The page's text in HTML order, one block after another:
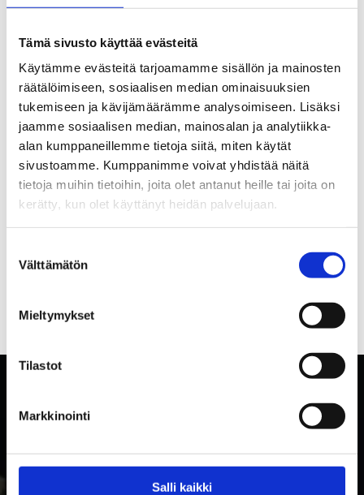
Tämä sivusto käyttää evästeitä
Käytämme evästeitä tarjoamamme sisällön ja mainosten
räätälöimiseen, sosiaalisen median ominaisuuksien
tukemiseen ja kävijämäärämme analysoimiseen. Lisäksi
jaamme sosiaalisen median, mainosalan ja analytiikka-
alan kumppaneillemme tietoja siitä, miten käytät
sivustoamme. Kumppanimme voivat yhdistää näitä
tietoja muihin tietoihin, joita olet antanut heille tai joita on
kerätty, kun olet käyttänyt heidän palvelujaan.
valinta
Välttämätön
Mieltymykset
Tilastot
Markkinointi
Salli kaikki